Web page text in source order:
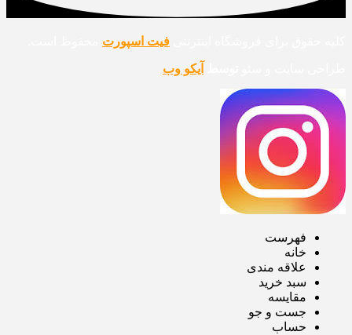
فیت اسپورت
آیکو وب
فهرست
خانه
علاقه مندی
سبد خرید
مقایسه
جست و جو
حساب